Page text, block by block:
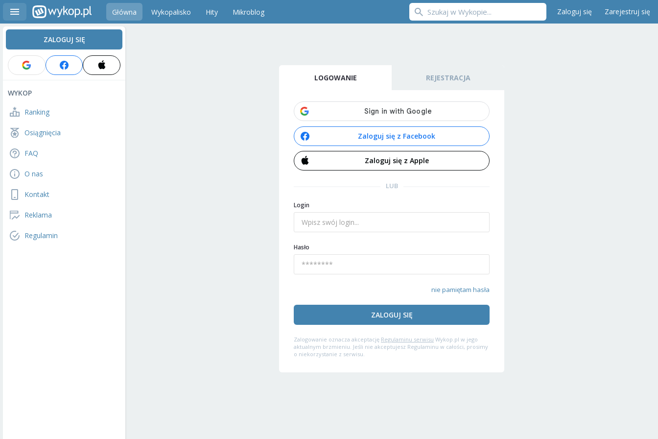
Główna Wykopalisko Hity Mikroblog Zaloguj się Zarejestruj się
ZALOGUJ SIĘ
WYKOP
Ranking
Osiągnięcia
FAQ
O nas
Kontakt
Reklama
Regulamin
LOGOWANIE REJESTRACJA
Zaloguj się z Facebook
Zaloguj się z Apple
LUB
Login
Hasło
nie pamiętam hasła
ZALOGUJ SIĘ
Zalogowanie oznacza akceptację Regulaminu serwisu Wykop.pl w jego
aktualnym brzmieniu. Jeśli nie akceptujesz Regulaminu w całości, prosimy
o niekorzystanie z serwisu.